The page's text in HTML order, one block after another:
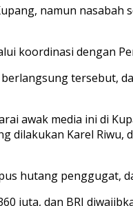
namun
koordinasi dengan
tersebut,
awak media ini di
dilakukan Karel
hutang penggugat,
juta, dan BRI